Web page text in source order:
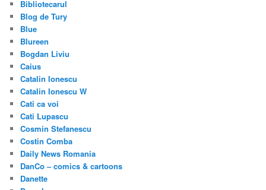
Bibliotecarul
Blog de Tury
Blue
Blureen
Bogdan Liviu
Caius
Catalin Ionescu
Catalin Ionescu W
Cati ca voi
Cati Lupascu
Cosmin Stefanescu
Costin Comba
Daily News Romania
DanCo – comics & cartoons
Danette